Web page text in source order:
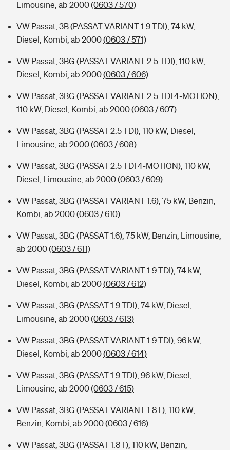
Limousine, ab 2000(0603 / 570)
VW Passat, 3B (PASSAT VARIANT 1.9 TDI), 74 kW,
Diesel, Kombi, ab 2000(0603 / 571)
VW Passat, 3BG (PASSAT VARIANT 2.5 TDI), 110 kW,
Diesel, Kombi, ab 2000(0603 / 606)
VW Passat, 3BG (PASSAT VARIANT 2.5 TDI 4-MOTION),
110 kW, Diesel, Kombi, ab 2000(0603 / 607)
VW Passat, 3BG (PASSAT 2.5 TDI), 110 kW, Diesel,
Limousine, ab 2000(0603 / 608)
VW Passat, 3BG (PASSAT 2.5 TDI 4-MOTION), 110 kW,
Diesel, Limousine, ab 2000(0603 / 609)
VW Passat, 3BG (PASSAT VARIANT 1.6), 75 kW, Benzin,
Kombi, ab 2000(0603 / 610)
VW Passat, 3BG (PASSAT 1.6), 75 kW, Benzin, Limousine,
ab 2000(0603 / 611)
VW Passat, 3BG (PASSAT VARIANT 1.9 TDI), 74 kW,
Diesel, Kombi, ab 2000(0603 / 612)
VW Passat, 3BG (PASSAT 1.9 TDI), 74 kW, Diesel,
Limousine, ab 2000(0603 / 613)
VW Passat, 3BG (PASSAT VARIANT 1.9 TDI), 96 kW,
Diesel, Kombi, ab 2000(0603 / 614)
VW Passat, 3BG (PASSAT 1.9 TDI), 96 kW, Diesel,
Limousine, ab 2000(0603 / 615)
VW Passat, 3BG (PASSAT VARIANT 1.8T), 110 kW,
Benzin, Kombi, ab 2000(0603 / 616)
VW Passat, 3BG (PASSAT 1.8T), 110 kW, Benzin,